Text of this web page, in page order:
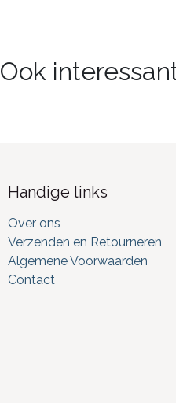
Ook
Handige links
Over ons
Verzenden en Retourneren
Algemene Voorwaarden
Contact